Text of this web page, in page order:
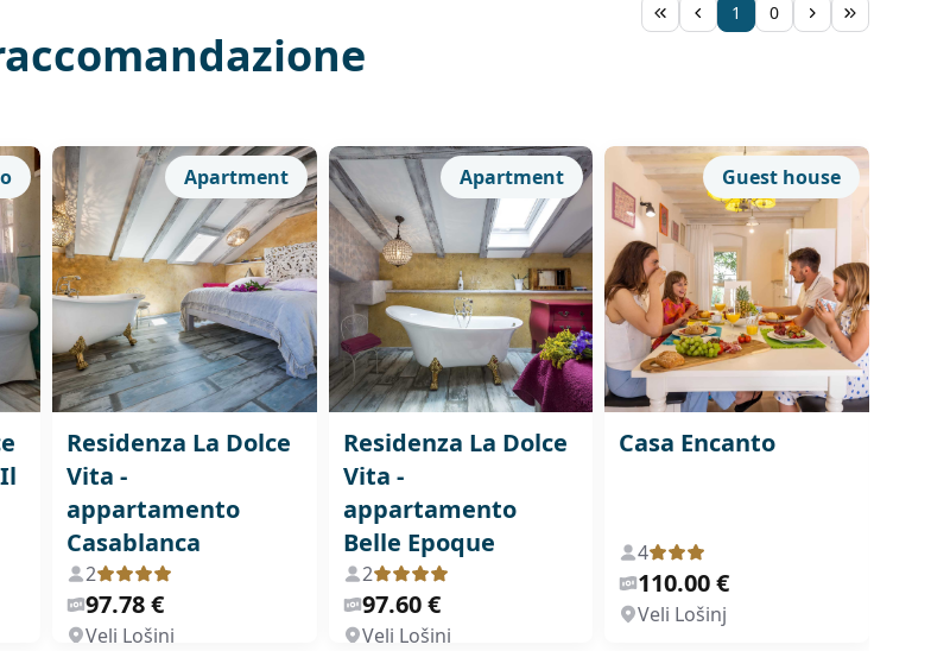
1 0
Apartment
Residenza La Dolce
Vita -
appartamento
Casablanca
2
97.78 €
Veli Lošinj
Apartment
Residenza La Dolce
Vita -
appartamento
Belle Epoque
2
97.60 €
Veli Lošinj
Guest house
Casa Encanto
4
110.00 €
Veli Lošinj